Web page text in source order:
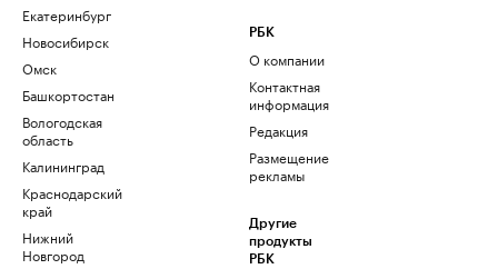
Екатеринбург
Новосибирск
Омск
Башкортостан
Вологодская
область
Калининград
Краснодарский
край
Нижний
Новгород
РБК
О компании
Контактная
информация
Редакция
Размещение
рекламы
Другие
продукты
РБК